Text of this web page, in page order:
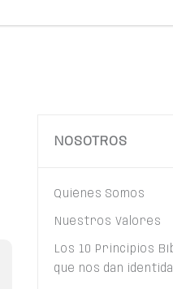
NOSOTROS
Quiénes Somos
Nuestros Valores
Los 10 Principios
que nos dan